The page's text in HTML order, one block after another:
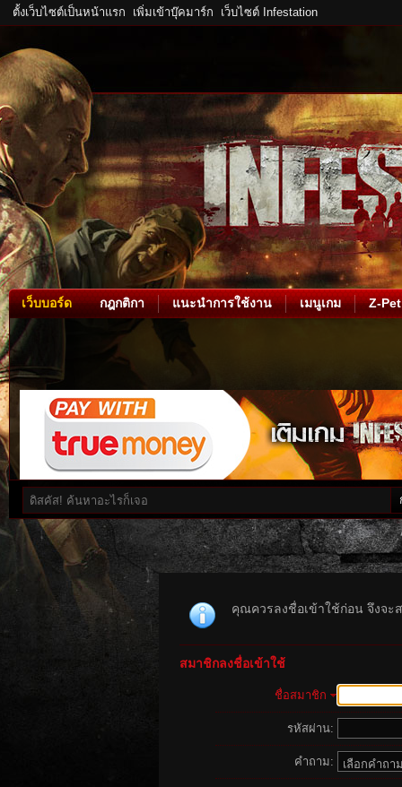
ตั้งเว็บไซต์เป็นหน้าแรก เพิ่มเข้าบุ๊คมาร์ก เว็บไซต์ Infestation
เว็บบอร์ด กฎกติกา แนะนำการใช้งาน เมนูเกม Z-Pet
คุณควรลงชื่อเข้าใช้ก่อน จึงจะ
สมาชิกลงชื่อเข้าใช้
ชื่อสมาชิก
รหัสผ่าน:
คำถาม: